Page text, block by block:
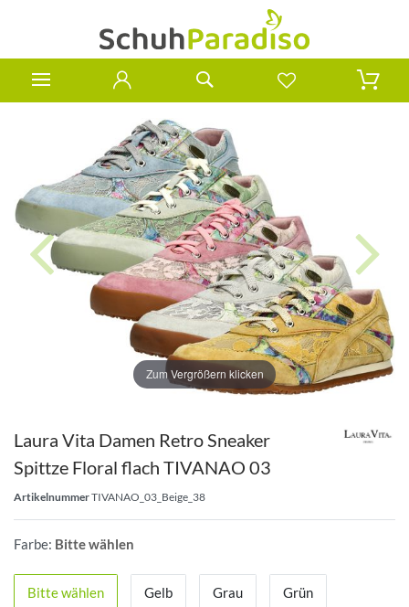
Zum Vergrößern klicken
Laura Vita Damen Retro Sneaker
Spittze Floral flach TIVANAO 03
ArtikelnummerTIVANAO_03_Beige_38
Farbe: Bitte wählen
Bitte wählen Gelb Grau Grün